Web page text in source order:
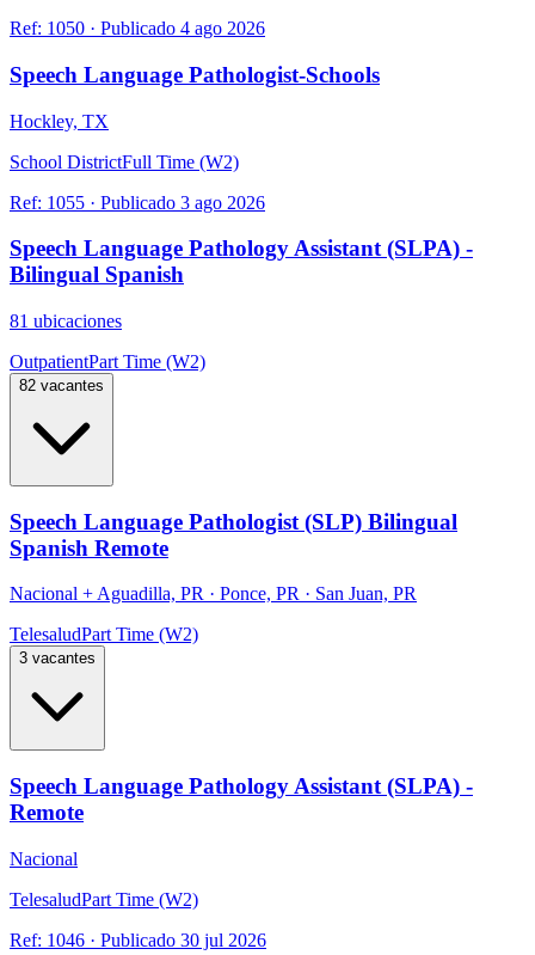
Ref: 1050 · Publicado 4 ago 2026
Speech Language Pathologist-Schools
Hockley, TX
School DistrictFull Time (W2)
Ref: 1055 · Publicado 3 ago 2026
Speech Language Pathology Assistant (SLPA) -
Bilingual Spanish
81 ubicaciones
OutpatientPart Time (W2)
82 vacantes
Speech Language Pathologist (SLP) Bilingual
Spanish Remote
Nacional + Aguadilla, PR · Ponce, PR · San Juan, PR
TelesaludPart Time (W2)
3 vacantes
Speech Language Pathology Assistant (SLPA) -
Remote
Nacional
TelesaludPart Time (W2)
Ref: 1046 · Publicado 30 jul 2026